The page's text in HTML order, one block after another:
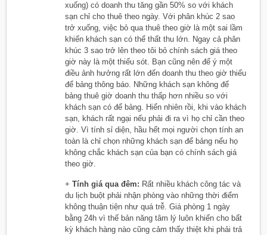
xuống) có doanh thu tăng gần 50% so với khách
sạn chỉ cho thuê theo ngày. Với phân khúc 2 sao
trở xuống, việc bỏ qua thuê theo giờ là một sai lầm
khiến khách sạn có thể thất thu lớn. Ngay cả phân
khúc 3 sao trở lên theo tôi bỏ chính sách giá theo
giờ này là một thiếu sót. Bạn cũng nên để ý một
điều ảnh hưởng rất lớn đến doanh thu theo giờ thiếu
để bảng thông báo. Những khách sạn không để
bảng thuê giờ doanh thu thấp hơn nhiều so với
khách sạn có để bảng. Hiển nhiên rồi, khi vào khách
sạn, khách rất ngại nếu phải đi ra vì họ chỉ cần theo
giờ. Vì tính sỉ diện, hầu hết mọi người chọn tính an
toàn là chỉ chọn những khách sạn để bảng nếu họ
không chắc khách sạn của bạn có chính sách giá
theo giờ.
+ Tính giá qua đêm: Rất nhiều khách công tác và
du lịch buột phải nhận phòng vào những thời điểm
không thuận tiện như quá trễ. Giá phòng 1 ngày
bằng 24h vì thế bản năng tâm lý luôn khiến cho bất
kỳ khách hàng nào cũng cảm thấy thiệt khi phải trả